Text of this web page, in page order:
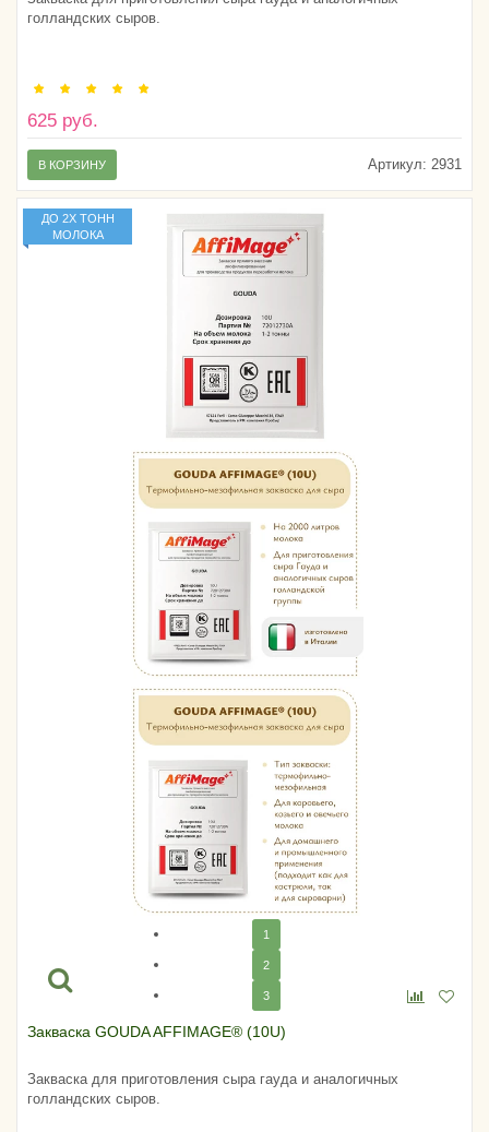
голландских сыров.
625 руб.
Артикул: 2931
В КОРЗИНУ
ДО 2Х ТОНН
МОЛОКА
1
2
3
Закваска GOUDA AFFIMAGE® (10U)
Закваска для приготовления сыра гауда и аналогичных
голландских сыров.